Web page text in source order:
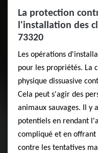
La protection
l'installation des
73320
Les opérations
pour les propriétés. La
physique dissuasive
Cela peut s'agir des
animaux sauvages. Il y
potentiels en rendant
compliqué et en
contre les tentatives